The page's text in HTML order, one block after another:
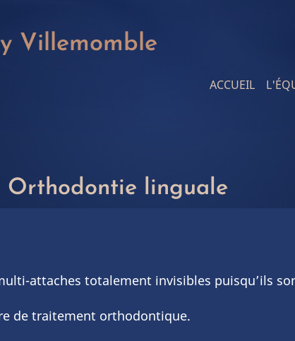
Villemomble
Main
ACCUEIL
Orthodontie linguale
attaches totalement invisibles puisqu’ils
de traitement orthodontique.